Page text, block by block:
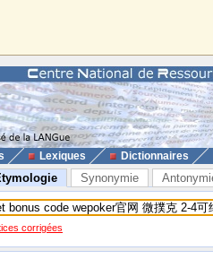
Lexiques Dictionnaires
Synonymie
corrigées